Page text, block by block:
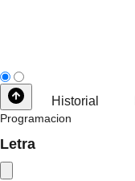
Historial
Programacion
Letra